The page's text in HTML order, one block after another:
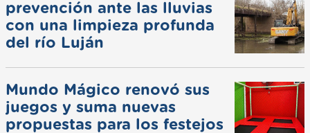
prevención ante las lluvias
con una limpieza profunda
del río Luján
Mundo Mágico renovó sus
juegos y suma nuevas
propuestas para los festejos